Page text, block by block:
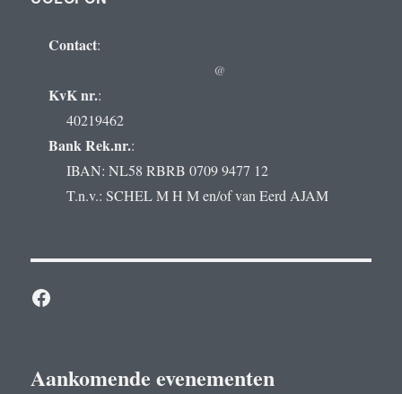
Contact:
@
KvK nr.:
40219462
Bank Rek.nr.:
IBAN: NL58 RBRB 0709 9477 12
T.n.v.: SCHEL M H M en/of van Eerd AJAM
Facebook
Aankomende evenementen